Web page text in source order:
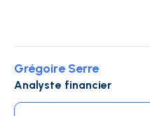
Grégoire Serre
Analyste financier